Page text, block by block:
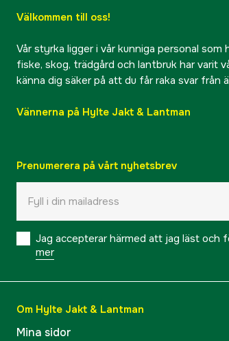
Välkommen till oss!
Vår styrka ligger i vår kunniga personal
fiske, skog, trädgård och lantbruk har varit
känna dig säker på att du får raka svar från
Vännerna på Hylte Jakt & Lantman
Prenumerera på vårt nyhetsbrev
Jag accepterar härmed att jag läst och
mer
Om Hylte Jakt & Lantman
Mina sidor